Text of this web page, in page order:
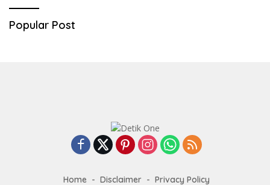
Popular Post
Home Disclaimer Privacy Policy